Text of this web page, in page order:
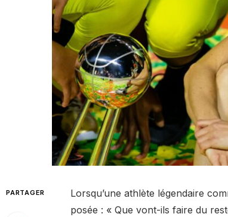
PARTAGER
Lorsqu’une athlète légendaire
posée : « Que vont-ils faire du